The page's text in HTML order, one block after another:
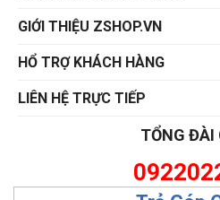
GIỚI THIỆU ZSHOP.VN
HỔ TRỢ KHÁCH HÀNG
LIÊN HỆ TRỰC TIẾP
TỔNG ĐÀI